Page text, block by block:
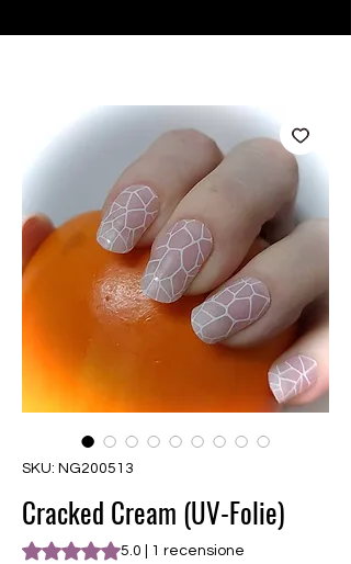
SKU: NG200513
Cracked Cream (UV-Folie)
Sulla base di 1 recensione, la
5.0 | 1 recensione